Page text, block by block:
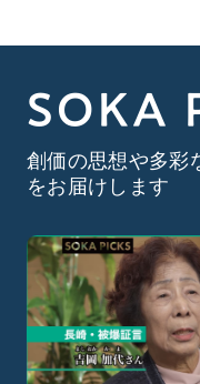
SOKA
創価の思想や多彩
をお届けします